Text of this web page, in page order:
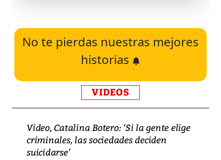
No te pierdas nuestras mejores
historias
VIDEOS
Video, Catalina Botero: ‘Si la gente elige
criminales, las sociedades deciden
suicidarse’